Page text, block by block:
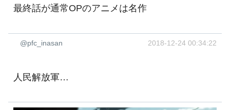
最終話が通常OPのアニメは名作
@pfc_inasan 2018-12-24 00:34:22
人民解放軍…